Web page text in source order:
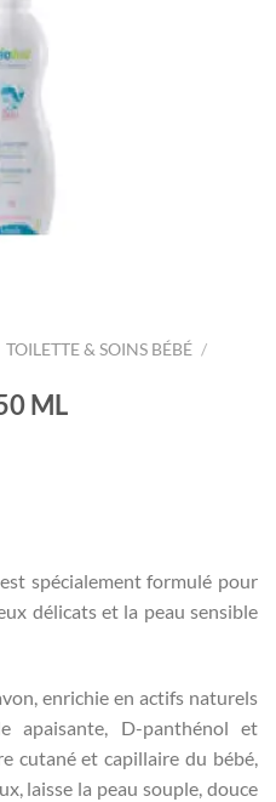
TOILETTE & SOINS BÉBÉ /
ML
spécialement formulé pour
délicats et la peau sensible
enrichie en actifs naturels
apaisante, D-panthénol et
cutané et capillaire du bébé,
laisse la peau souple, douce